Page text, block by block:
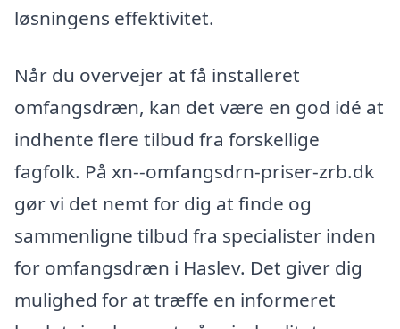
løsningens effektivitet.
Når du overvejer at få installeret
omfangsdræn, kan det være en god idé at
indhente flere tilbud fra forskellige
fagfolk. På xn--omfangsdrn-priser-zrb.dk
gør vi det nemt for dig at finde og
sammenligne tilbud fra specialister inden
for omfangsdræn i Haslev. Det giver dig
mulighed for at træffe en informeret